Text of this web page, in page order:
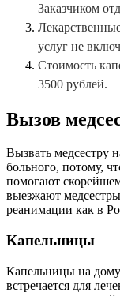
Заказчиком
услуг не
Стоимость
3500 рублей.
Вызов
Вызвать медсестру
больного, потому,
помогают
выезжают
реанимации как в
Капельницы
Капельницы на
встречается для